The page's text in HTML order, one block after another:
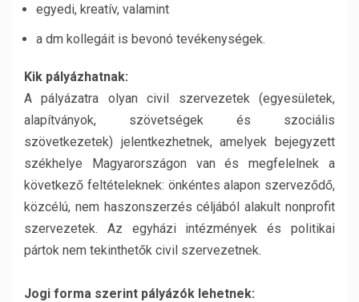
egyedi, kreatív, valamint
a dm kollegáit is bevonó tevékenységek.
Kik pályázhatnak:
A pályázatra olyan civil szervezetek (egyesületek,
alapítványok, szövetségek és szociális
szövetkezetek) jelentkezhetnek, amelyek bejegyzett
székhelye Magyarországon van és megfelelnek a
következő feltételeknek: önkéntes alapon szerveződő,
közcélú, nem haszonszerzés céljából alakult nonprofit
szervezetek. Az egyházi intézmények és politikai
pártok nem tekinthetők civil szervezetnek.
Jogi forma szerint pályázók lehetnek: